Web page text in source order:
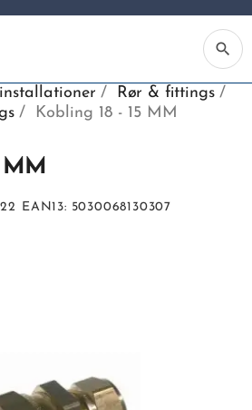
search
Rør & fittings
Kobling 18 - 15 MM
MM
EAN13 5030068130307